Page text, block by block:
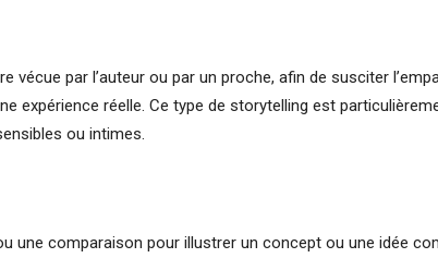
vécue par l’auteur ou par un proche, afin de susciter
expérience réelle. Ce type de storytelling est
ou intimes.
une comparaison pour illustrer un concept ou une idée